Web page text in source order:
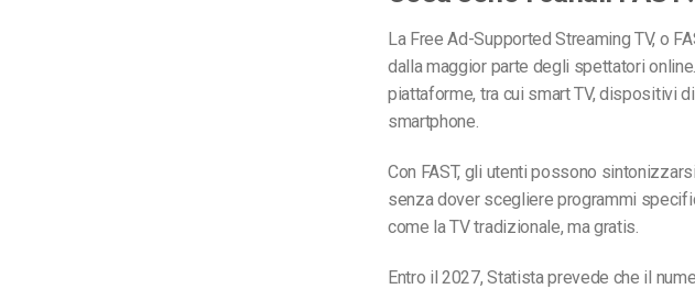
La Free Ad-Supported Streaming TV, o
dalla maggior parte degli spettatori
piattaforme, tra cui smart TV, dispositivi
smartphone.
Con FAST, gli utenti possono
senza dover scegliere programmi
come la TV tradizionale, ma gratis.
Entro il 2027, Statista prevede che il